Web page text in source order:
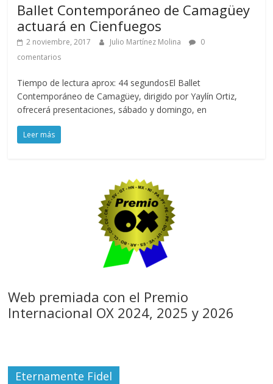
Ballet Contemporáneo de Camagüey
actuará en Cienfuegos
2 noviembre, 2017 Julio Martínez Molina
0
comentarios
Tiempo de lectura aprox: 44 segundosEl Ballet
Contemporáneo de Camagüey, dirigido por Yaylín Ortiz,
ofrecerá presentaciones, sábado y domingo, en
Leer más
Web premiada con el Premio
Internacional OX 2024, 2025 y 2026
Eternamente Fidel